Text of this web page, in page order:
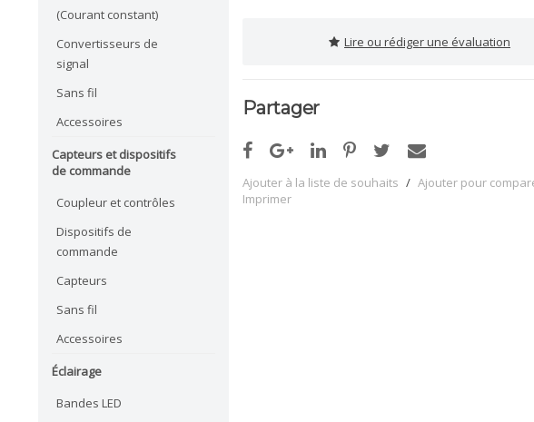
(Courant constant)
Convertisseurs de
signal
Sans fil
Accessoires
Capteurs et dispositifs
de commande
Coupleur et contrôles
Dispositifs de
commande
Capteurs
Sans fil
Accessoires
Éclairage
Bandes LED
Lire ou rédiger une évaluation
Partager
Ajouter à la liste de souhaits / Ajouter pour
Imprimer